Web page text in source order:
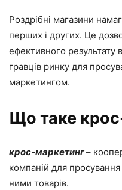
Роздрібні магазини
перших і других. Це
ефективного результату
гравців ринку для
маркетингом.
Що таке
крос-маркетинг–
компаній для
ними товарів.